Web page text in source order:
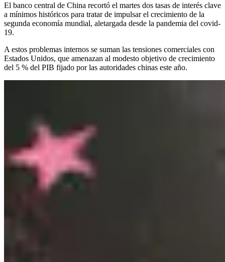
El banco central de China recortó el martes dos tasas de interés clave
a mínimos históricos para tratar de impulsar el crecimiento de la
segunda economía mundial, aletargada desde la pandemia del covid-
19.
A estos problemas internos se suman las tensiones comerciales con
Estados Unidos, que amenazan al modesto objetivo de crecimiento
del 5 % del PIB fijado por las autoridades chinas este año.